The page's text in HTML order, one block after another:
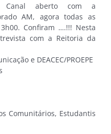
– Canal aberto com a
AM, agora todas as
Confiram ….!!! Nesta
com a Reitoria da
e DEACEC/PROEPE
Comunitários, Estudantis